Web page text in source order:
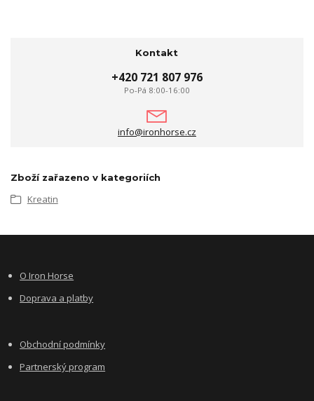
Kontakt
+420 721 807 976
Po-Pá 8:00-16:00
info@ironhorse.cz
Zboží zařazeno v kategoriích
Kreatin
O Iron Horse
Doprava a platby
Obchodní podmínky
Partnerský program